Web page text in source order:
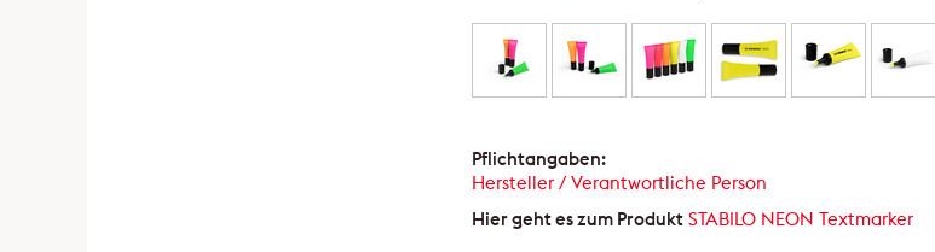
Pflichtangaben:
Hersteller / Verantwortliche Person
Hier geht es zum Produkt STABILO NEON Textmarker